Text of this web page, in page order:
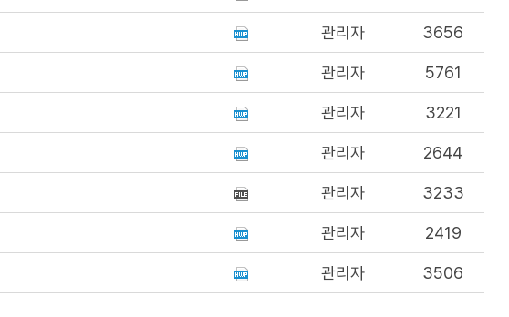
관리자 3656
관리자 5761
관리자 3221
관리자 2644
관리자 3233
관리자 2419
관리자 3506